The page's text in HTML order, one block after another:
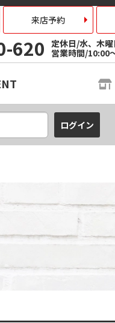
来店予約
620 定休日/水、木曜
営業時間/10:00